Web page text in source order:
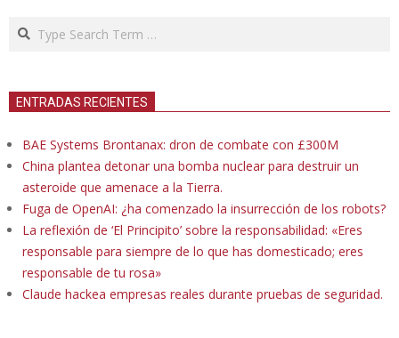
Search
ENTRADAS RECIENTES
BAE Systems Brontanax: dron de combate con £300M
China plantea detonar una bomba nuclear para destruir un
asteroide que amenace a la Tierra.
Fuga de OpenAI: ¿ha comenzado la insurrección de los robots?
La reflexión de ‘El Principito’ sobre la responsabilidad: «Eres
responsable para siempre de lo que has domesticado; eres
responsable de tu rosa»
Claude hackea empresas reales durante pruebas de seguridad.